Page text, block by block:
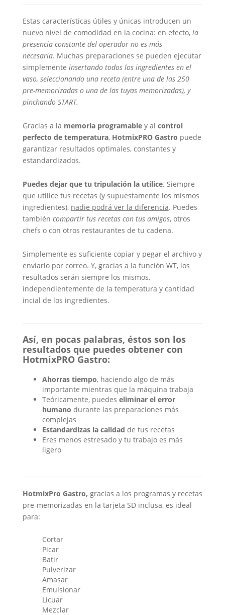
Estas características útiles y únicas introducen un
nuevo nivel de comodidad en la cocina: en efecto, la
presencia constante del operador no es más
necesaria. Muchas preparaciones se pueden ejecutar
simplemente insertando todos los ingredientes en el
vaso, seleccionando una receta (entre una de las 250
pre-memorizadas o una de las tuyas memorizadas), y
pinchando START.
Gracias a la memoria programabley al control
perfecto de temperatura, HotmixPRO Gastro puede
garantizar resultados optimales, constantes y
estandardizados.
Puedes dejar que tu tripulación la utilice. Siempre
que utilice tus recetas (y supuestamente los mismos
ingredientes), nadie podrá ver la diferencia. Puedes
también compartir tus recetas con tus amigos, otros
chefs o con otros restaurantes de tu cadena.
Simplemente es suficiente copiar y pegar el archivo y
enviarlo por correo. Y, gracias a la función WT, los
resultados serán siempre los mismos,
independientemente de la temperatura y cantidad
incial de los ingredientes.
Así, en pocas palabras, éstos son los
resultados que puedes obtener con
HotmixPRO Gastro:
Ahorras tiempo, haciendo algo de más
importante mientras que la máquina trabaja
Teóricamente, puedes eliminar el error
humano durante las preparaciones más
complejas
Estandardizas la calidad de tus recetas
Eres menos estresado y tu trabajo es más
ligero
HotmixPro Gastro, gracias a los programas y recetas
pre-memorizadas en la tarjeta SD inclusa, es ideal
para:
Cortar
Picar
Batir
Pulverizar
Amasar
Emulsionar
Licuar
Mezclar